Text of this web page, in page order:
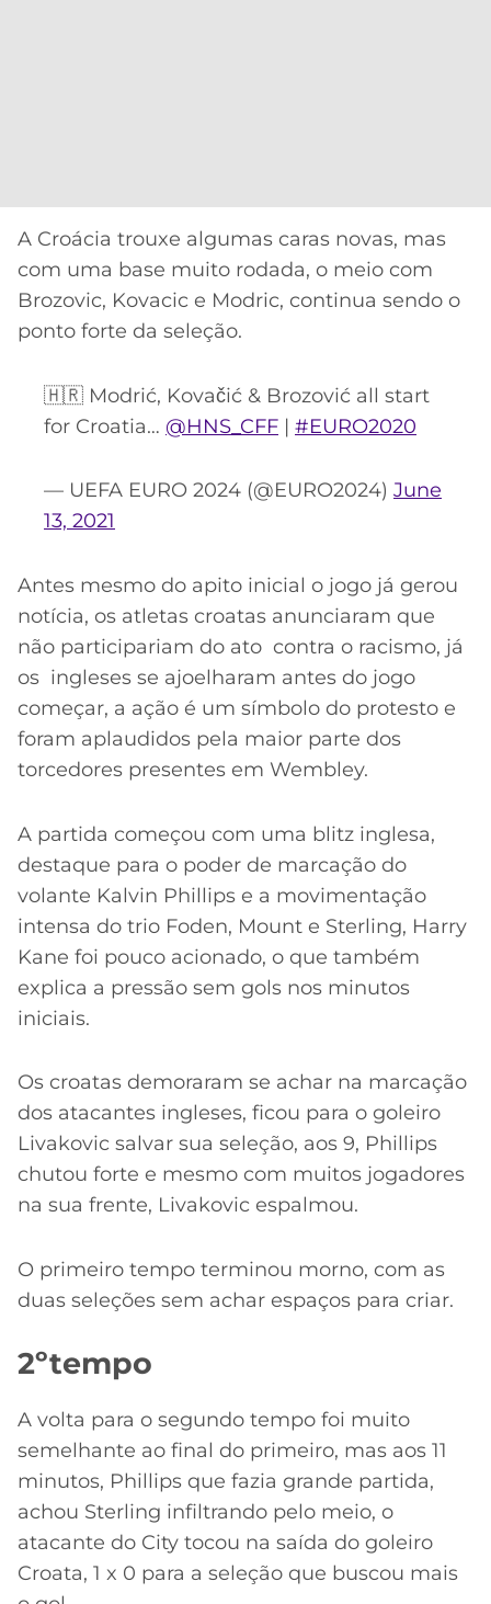
A Croácia trouxe algumas caras novas, mas
com uma base muito rodada, o meio com
Brozovic, Kovacic e Modric, continua sendo o
ponto forte da seleção.
🇭🇷 Modrić, Kovačić & Brozović all start
for Croatia… @HNS_CFF | #EURO2020
— UEFA EURO 2024 (@EURO2024) June
13, 2021
Antes mesmo do apito inicial o jogo já gerou
notícia, os atletas croatas anunciaram que
não participariam do ato contra o racismo, já
os ingleses se ajoelharam antes do jogo
começar, a ação é um símbolo do protesto e
foram aplaudidos pela maior parte dos
torcedores presentes em Wembley.
A partida começou com uma blitz inglesa,
destaque para o poder de marcação do
volante Kalvin Phillips e a movimentação
intensa do trio Foden, Mount e Sterling, Harry
Kane foi pouco acionado, o que também
explica a pressão sem gols nos minutos
iniciais.
Os croatas demoraram se achar na marcação
dos atacantes ingleses, ficou para o goleiro
Livakovic salvar sua seleção, aos 9, Phillips
chutou forte e mesmo com muitos jogadores
na sua frente, Livakovic espalmou.
O primeiro tempo terminou morno, com as
duas seleções sem achar espaços para criar.
2ºtempo
A volta para o segundo tempo foi muito
semelhante ao final do primeiro, mas aos 11
minutos, Phillips que fazia grande partida,
achou Sterling infiltrando pelo meio, o
atacante do City tocou na saída do goleiro
Croata, 1 x 0 para a seleção que buscou mais